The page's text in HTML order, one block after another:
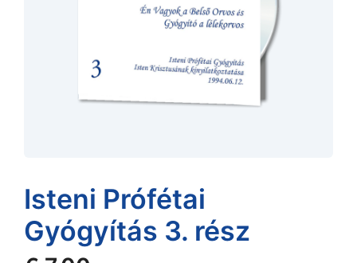
Isteni Prófétai
Gyógyítás 3. rész